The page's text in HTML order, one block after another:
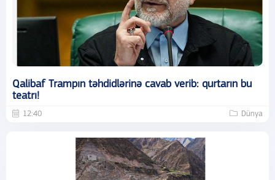
Qalibaf Trampın təhdidlərinə cavab verib: qurtarın bu
teatrı!
12:40 Dünya